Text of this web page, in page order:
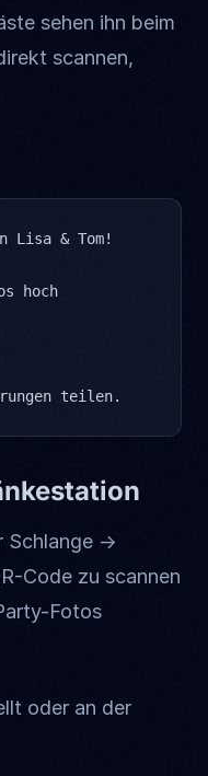
sehen ihn beim
scannen,
Lisa & Tom!
hoch
teilen.
Schlange →
Code zu scannen
Fotos
oder an der